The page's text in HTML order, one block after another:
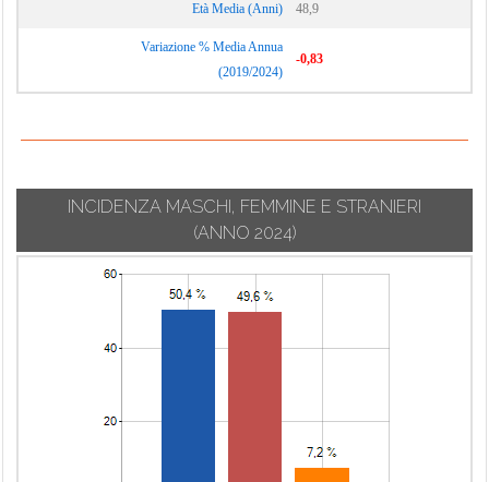
Età Media (Anni) 48,9
Variazione % Media Annua
(2019/2024)
-0,83
INCIDENZA MASCHI, FEMMINE E STRANIERI
(ANNO 2024)